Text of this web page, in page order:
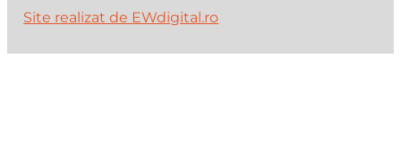
Site realizat de EWdigital.ro